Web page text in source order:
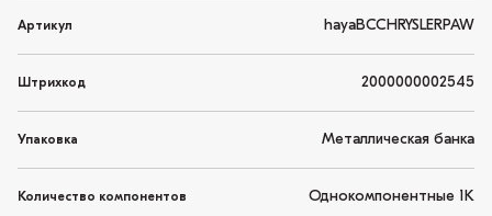
Артикул hayaBCCHRYSLERPAW
Штрихкод 2000000002545
Упаковка Металлическая банка
Количество компонентов Однокомпонентные 1K